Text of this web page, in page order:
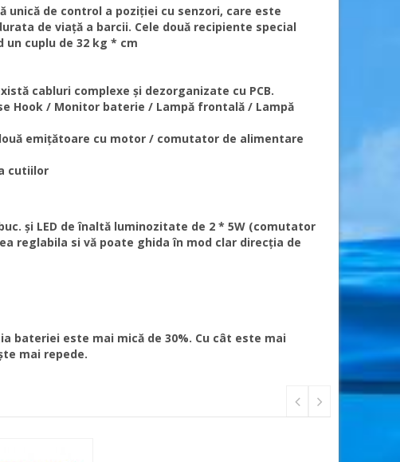
unică de control a poziției cu senzori, care este
de viață a barcii. Cele două recipiente special
cuplu de 32 kg * cm
cabluri complexe și dezorganizate cu PCB.
Hook / Monitor baterie / Lampă frontală / Lampă
emițătoare cu motor / comutator de alimentare
cutiilor
și LED de înaltă luminozitate de 2 * 5W (comutator
reglabila si vă poate ghida în mod clar direcția de
bateriei este mai mică de 30%. Cu cât este mai
mai repede.